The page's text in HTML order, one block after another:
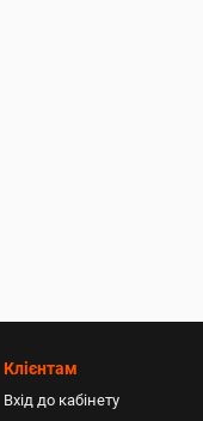
Клієнтам
Вхід до кабінету